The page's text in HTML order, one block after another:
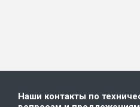
Наши контакты по